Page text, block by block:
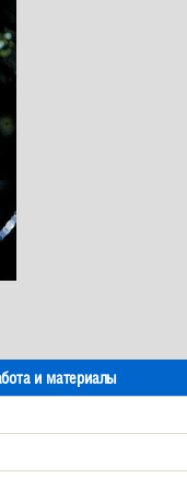
и материалы